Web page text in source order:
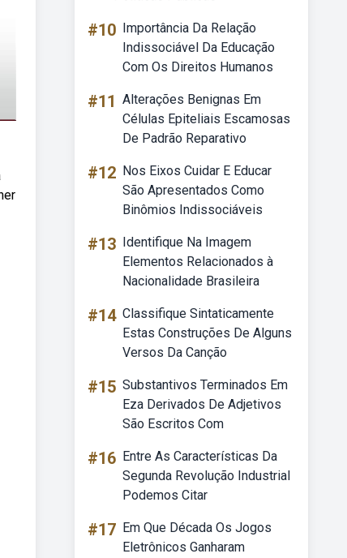
#10 Importância Da Relação
Indissociável Da Educação
Com Os Direitos Humanos
#11 Alterações Benignas Em
Células Epiteliais Escamosas
De Padrão Reparativo
#12 Nos Eixos Cuidar E Educar
São Apresentados Como
Binômios Indissociáveis
#13 Identifique Na Imagem
Elementos Relacionados à
Nacionalidade Brasileira
#14 Classifique Sintaticamente
Estas Construções De Alguns
Versos Da Canção
#15 Substantivos Terminados Em
Eza Derivados De Adjetivos
São Escritos Com
#16 Entre As Características Da
Segunda Revolução Industrial
Podemos Citar
#17 Em Que Década Os Jogos
Eletrônicos Ganharam